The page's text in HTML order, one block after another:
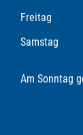
Freitag
Samstag
Am Sonntag